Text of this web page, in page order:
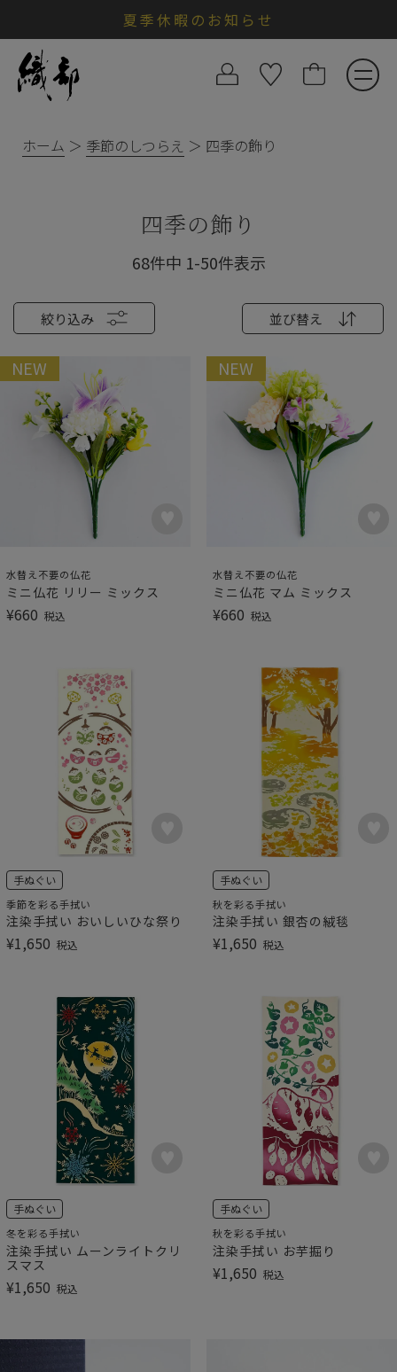
夏季休暇のお知らせ
ホーム 季節のしつらえ 四季の飾り
四季の飾り
絞り込み 並び替え
68件中 1-50件表示
NEW
水替え不要の仏花
ミニ仏花 リリー ミックス
¥660 税込
NEW
水替え不要の仏花
ミニ仏花 マム ミックス
¥660 税込
手ぬぐい
季節を彩る手拭い
注染手拭い おいしいひな祭り
¥1,650 税込
手ぬぐい
秋を彩る手拭い
注染手拭い 銀杏の絨毯
¥1,650 税込
手ぬぐい
冬を彩る手拭い
注染手拭い ムーンライトクリ
スマス
¥1,650 税込
手ぬぐい
秋を彩る手拭い
注染手拭い お芋掘り
¥1,650 税込